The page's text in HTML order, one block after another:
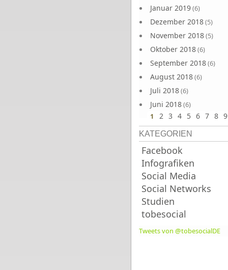
Januar 2019(6)
Dezember 2018(5)
November 2018(5)
Oktober 2018(6)
September 2018(6)
August 2018(6)
Juli 2018(6)
Juni 2018(6)
1 2 3 4 5 6 7 8 9
KATEGORIEN
Facebook
Infografiken
Social Media
Social Networks
Studien
tobesocial
Tweets von @tobesocialDE